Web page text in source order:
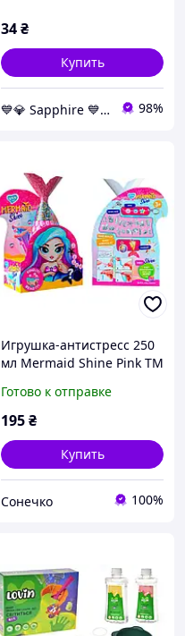
34₴
Купить
💙💎 Sapphire 💙💎 98%
Игрушка-антистресс 250
мл Mermaid Shine Pink TM
Готово к отправке
195₴
Купить
Сонечко 100%